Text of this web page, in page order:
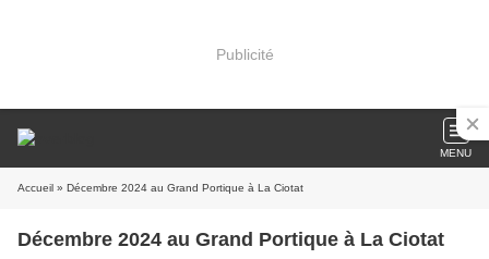
Publicité
MENU
Accueil » Décembre 2024 au Grand Portique à La Ciotat
Décembre 2024 au Grand Portique à La Ciotat